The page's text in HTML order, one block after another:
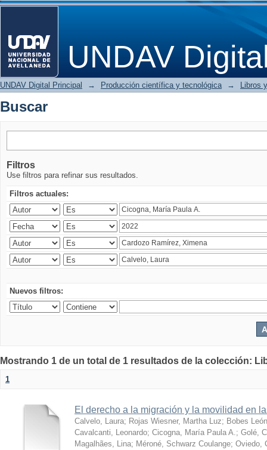
UNDAV
Buscar
UNDAV Digital Principal → Producción científica y tecnológica → Libros
Buscar
Filtros
Use filtros para refinar sus resultados.
Filtros actuales:
Nuevos filtros:
Mostrando 1 de un total de 1 resultados de la colección:
1
El derecho a la migración y la movilidad en
Calvelo, Laura; Rojas Wiesner, Martha Luz; Bobes
Cavalcanti, Leonardo; Cicogna, María Paula A.; Golé,
Magalhães, Lina; Méroné, Schwarz Coulange; Oviedo,